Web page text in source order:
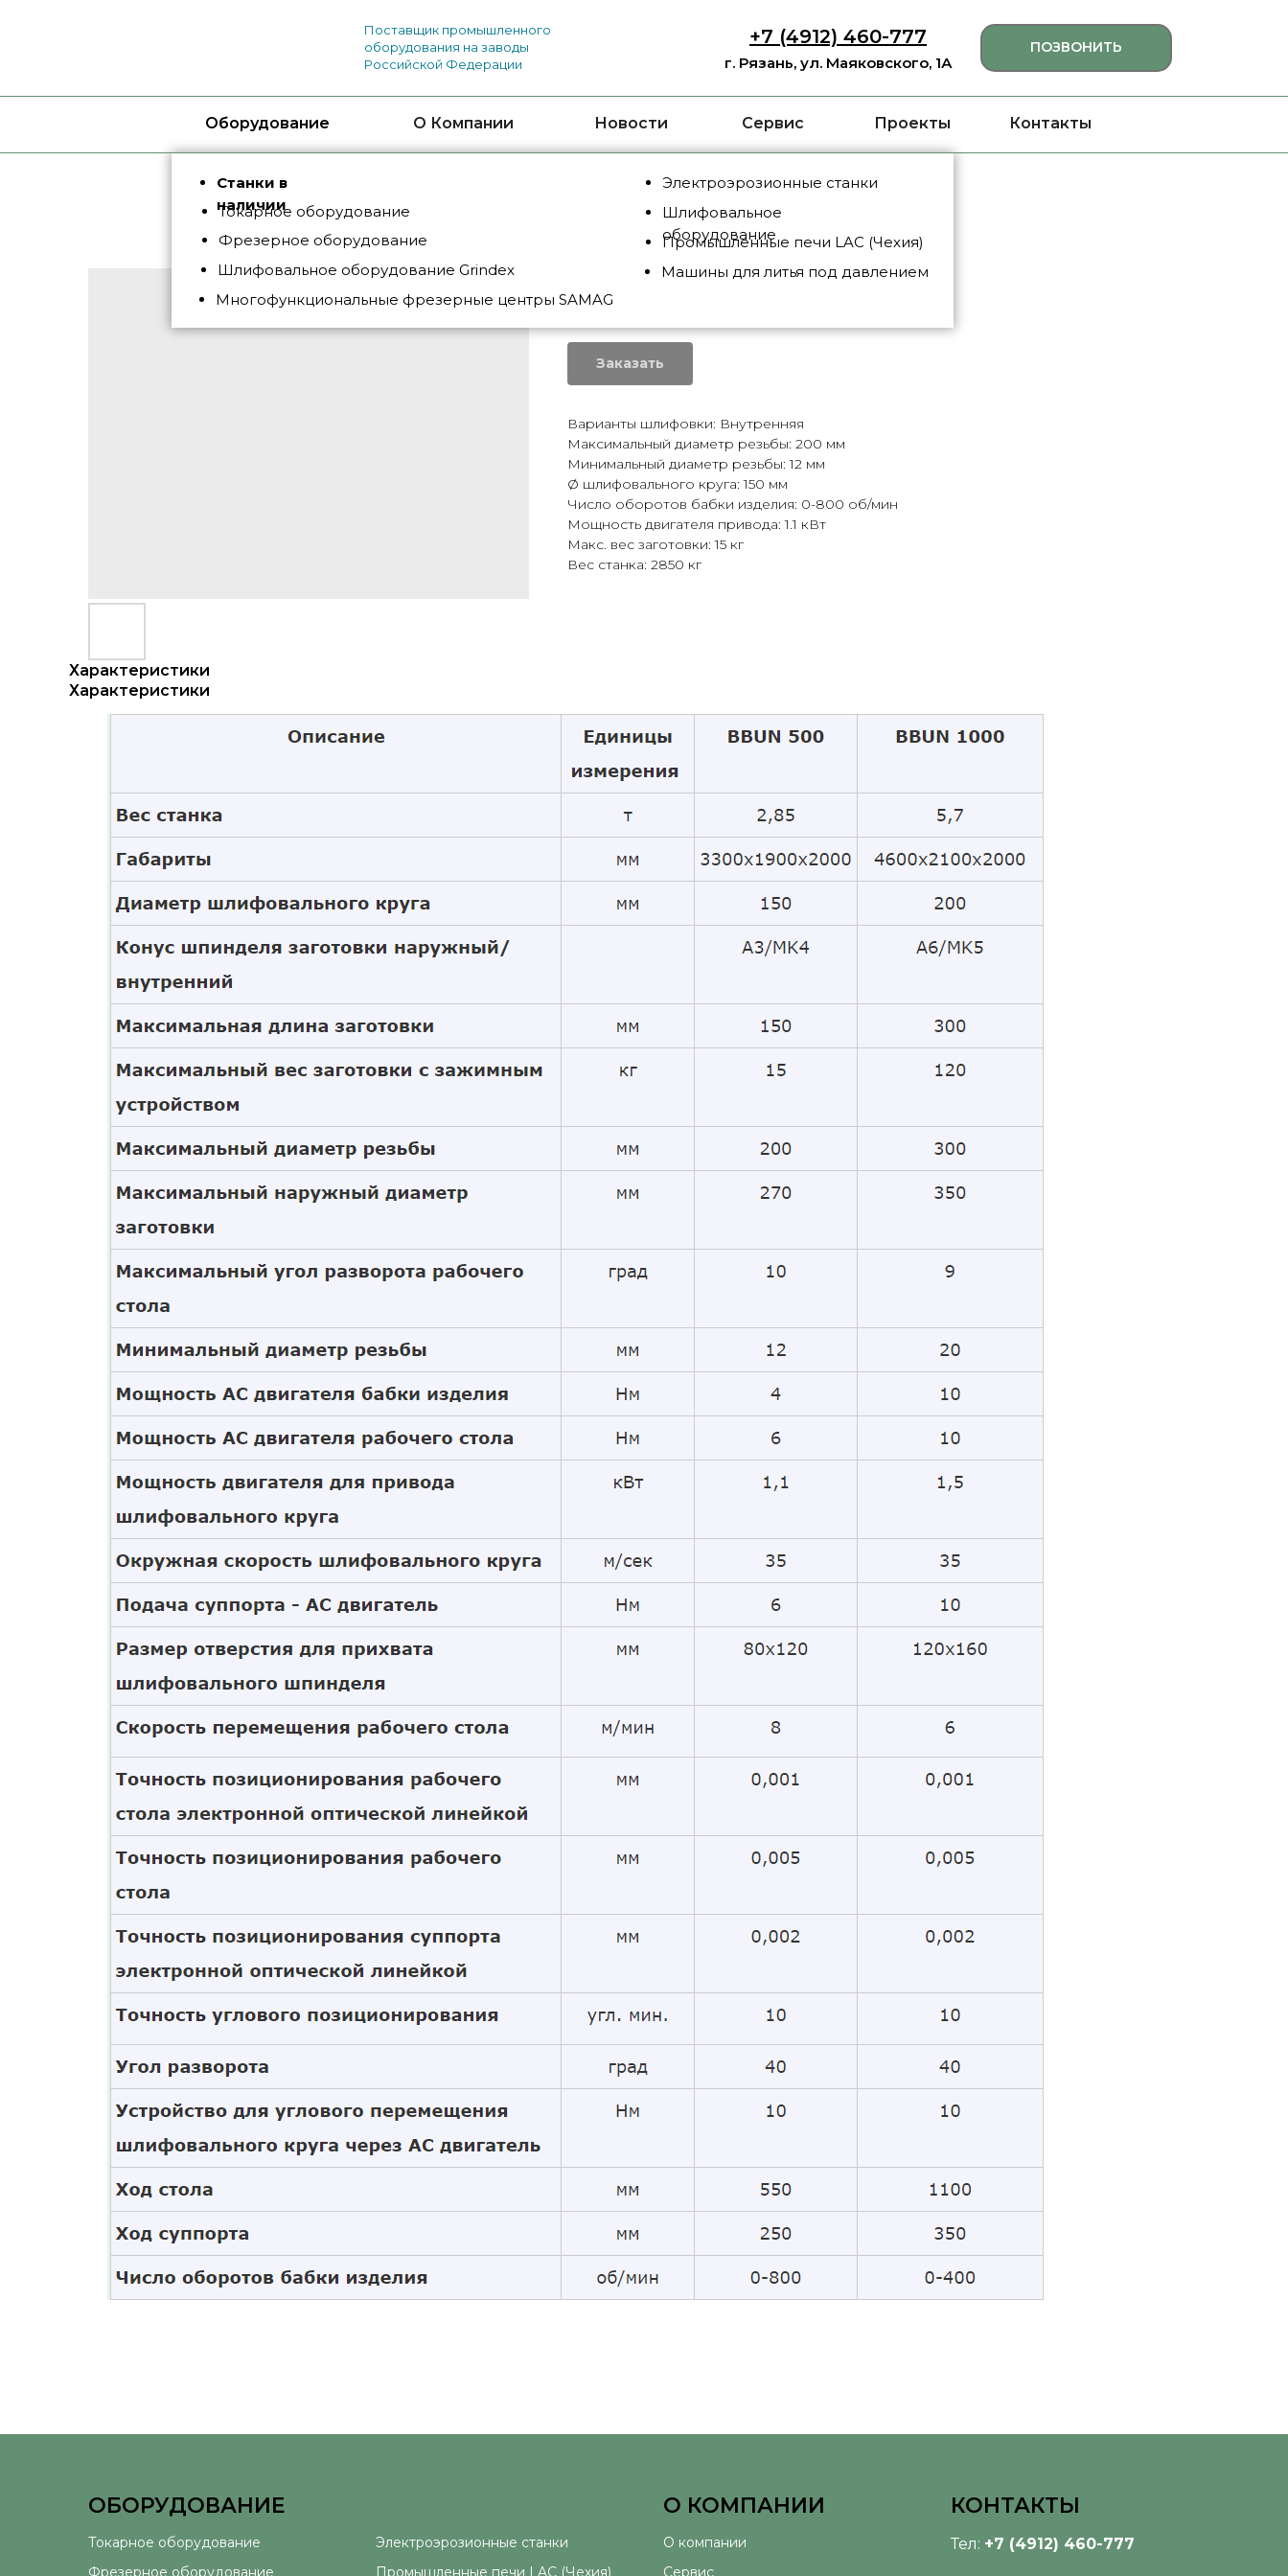
О Компании Сервис Проекты
Новости Контакты
Поставщик промышленного
оборудования на заводы
Российской Федерации
ПОЗВОНИТЬ
+7 (4912) 460-777
г. Рязань, ул. Маяковского, 1А
Оборудование
Токарное оборудование
Электроэрозионные станки
Фрезерное оборудование
Шлифовальное
оборудование
Шлифовальное оборудование Grindex
Промышленные печи LAC (Чехия)
Многофункциональные фрезерные центры SAMAG
Машины для литья под давлением
Станки в
наличии
BBUN 500
Заказать
Варианты шлифовки: Внутренняя
Максимальный диаметр резьбы: 200 мм
Минимальный диаметр резьбы: 12 мм
Ø шлифовального круга: 150 мм
Число оборотов бабки изделия: 0-800 об/мин
Мощность двигателя привода: 1.1 кВт
Макс. вес заготовки: 15 кг
Вес станка: 2850 кг
Характеристики
Характеристики
ОБОРУДОВАНИЕ
Токарное оборудование
Фрезерное оборудование
Электроэрозионные станки
Промышленные печи LAC (Чехия)
О КОМПАНИИ
О компании
Сервис
КОНТАКТЫ
Тел: +7 (4912) 460-777